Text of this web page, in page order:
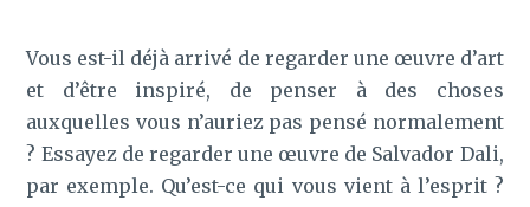
Vous est-il déjà arrivé de regarder une œuvre d’art
et d’être inspiré, de penser à des choses
auxquelles vous n’auriez pas pensé normalement
? Essayez de regarder une œuvre de Salvador Dali,
par exemple. Qu’est-ce qui vous vient à l’esprit ?